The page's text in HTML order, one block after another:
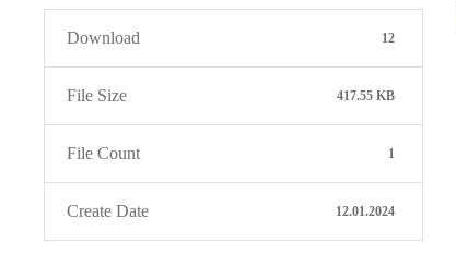
Download 12
File Size 417.55 KB
File Count 1
Create Date 12.01.2024